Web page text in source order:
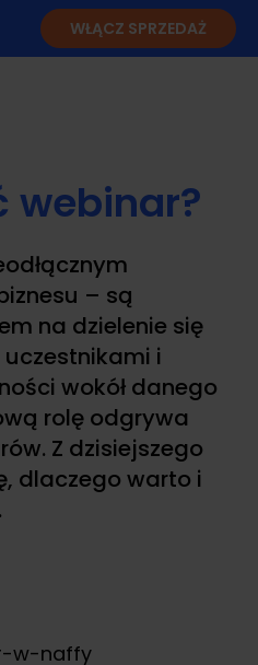
WŁĄCZ SPRZEDAŻ
webinar?
– są
na dzielenie się
i
wokół danego
rolę odgrywa
Z dzisiejszego
dlaczego warto i